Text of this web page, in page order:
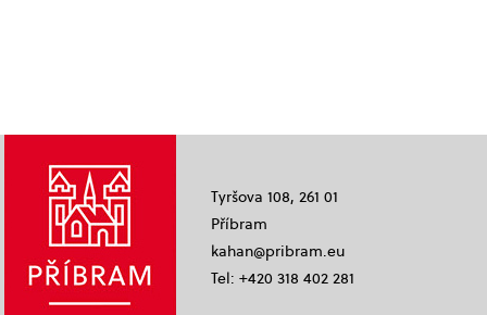
Tyršova 108, 261 01
Příbram
kahan@pribram.eu
Tel: +420 318 402 281